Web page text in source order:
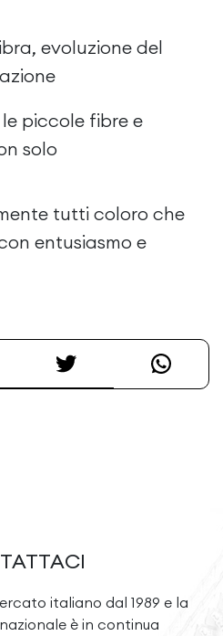
evoluzione del
piccole fibre e
solo
tutti coloro che
entusiasmo e
italiano dal 1989 e la
è in continua